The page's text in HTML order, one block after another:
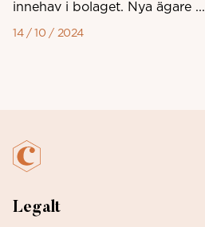
innehav i bolaget. Nya ägare ...
14 / 10 / 2024
Legalt